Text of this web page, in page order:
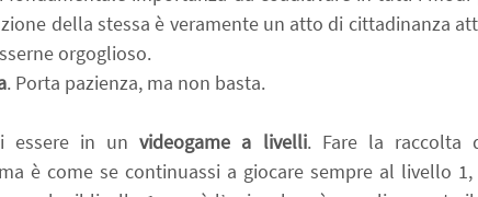
della stessa è veramente un atto di cittadinanza
orgoglioso.
. Porta pazienza, ma non basta.
essere in un videogame a livelli. Fare la raccolta
è come se continuassi a giocare sempre al livello